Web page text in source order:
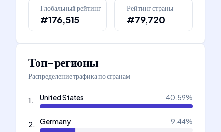
Глобальный рейтинг
#176,515
Рейтинг страны
#79,720
Топ-регионы
Распределение трафика по странам
1. United States 40.59%
2. Germany 9.44%